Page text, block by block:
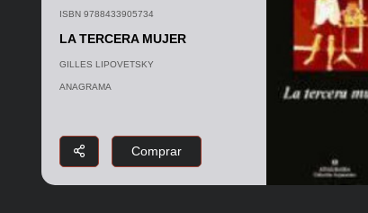
ISBN 9788433905734
LA TERCERA MUJER
GILLES LIPOVETSKY
ANAGRAMA
Comprar